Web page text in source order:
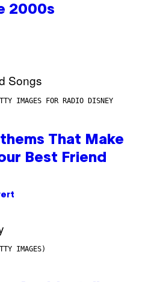
2000s
IMAGES FOR RADIO DISNEY
That Make
Best Friend
IMAGES)